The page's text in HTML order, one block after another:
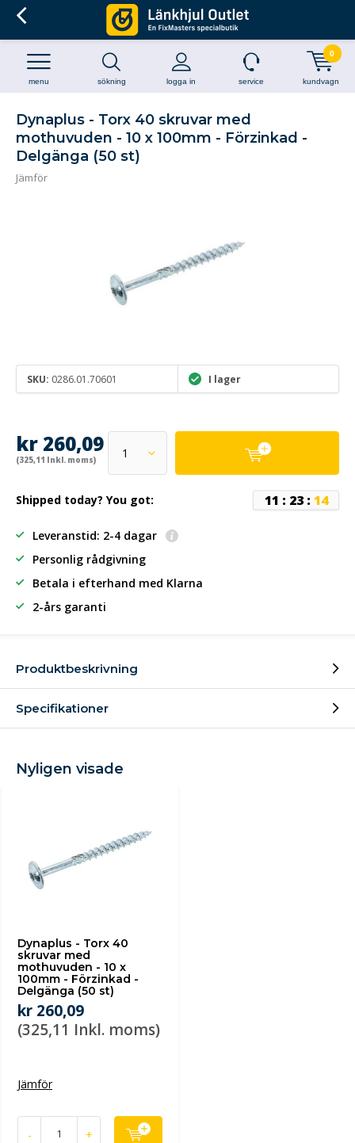
sökning logga in
menu service kundvagn
0
Dynaplus - Torx 40 skruvar med
mothuvuden - 10 x 100mm - Förzinkad -
Delgänga (50 st)
Jämför
SKU: 0286.01.70601 I lager
kr 260,09
(325,11 Inkl. moms)
Shipped today? You got: 11 : 23: 13
Leveranstid: 2-4 dagar
Personlig rådgivning
Betala i efterhand med Klarna
2-års garanti
Produktbeskrivning
Specifikationer
Nyligen visade
Dynaplus - Torx 40
skruvar med
mothuvuden - 10 x
100mm - Förzinkad -
Delgänga (50 st)
kr 260,09
(325,11 Inkl. moms)
Jämför
- +